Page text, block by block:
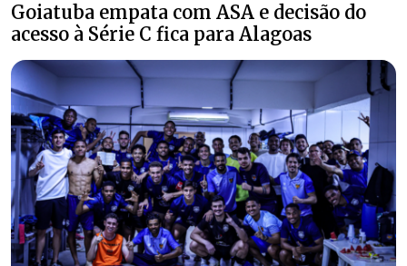
Goiatuba empata com ASA e decisão do
acesso à Série C fica para Alagoas